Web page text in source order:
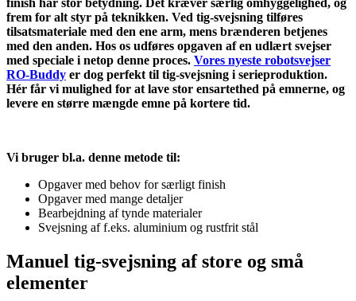
finish har stor betydning. Det kræver særlig omhyggelighed, og
frem for alt styr på teknikken. Ved tig-svejsning tilføres
tilsatsmateriale med den ene arm, mens brænderen betjenes
med den anden. Hos os udføres opgaven af en udlært svejser
med speciale i netop denne proces. Vores nyeste robotsvejser
RO-Buddy er dog perfekt til tig-svejsning i serieproduktion.
Hér får vi mulighed for at lave stor ensartethed på emnerne, og
levere en større mængde emne på kortere tid.
Vi bruger bl.a. denne metode til:
Opgaver med behov for særligt finish
Opgaver med mange detaljer
Bearbejdning af tynde materialer
Svejsning af f.eks. aluminium og rustfrit stål
Manuel tig-svejsning af store og små
elementer